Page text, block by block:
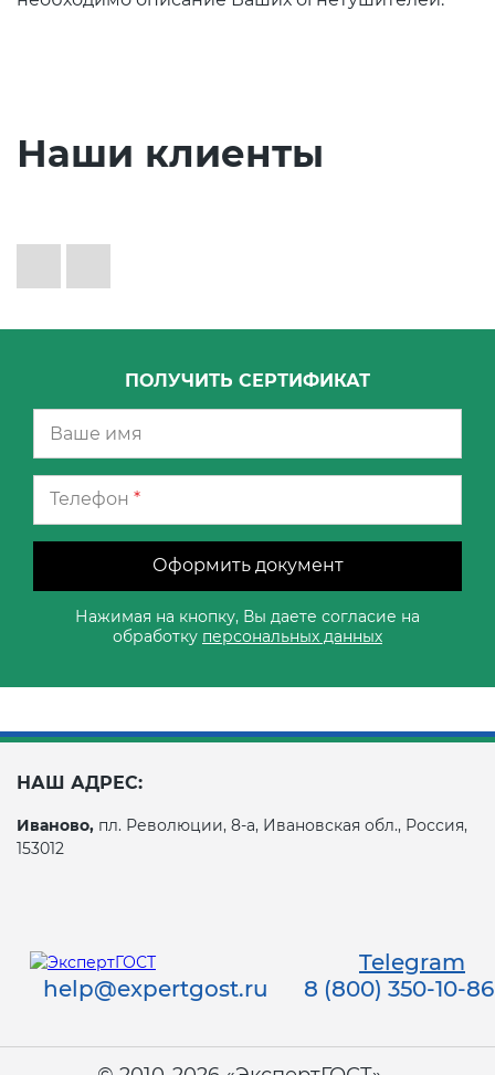
Наши клиенты
ПОЛУЧИТЬ СЕРТИФИКАТ
Телефон *
Оформить документ
Нажимая на кнопку, Вы даете согласие на
обработку персональных данных
НАШ АДРЕС:
Иваново, пл. Революции, 8-а, Ивановская обл., Россия,
153012
Telegram
help@expertgost.ru
8 (800) 350-10-86